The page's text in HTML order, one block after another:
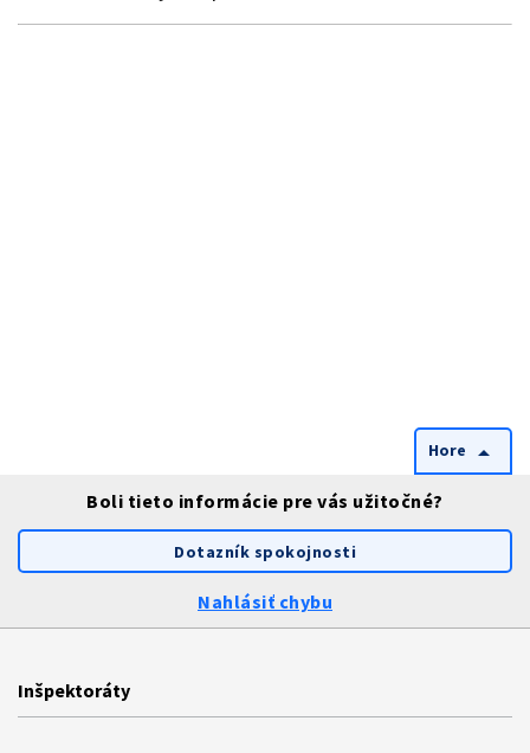
Hore arrow_drop_up
Boli tieto informácie pre vás užitočné?
Dotazník spokojnosti
Nahlásiť chybu
Inšpektoráty